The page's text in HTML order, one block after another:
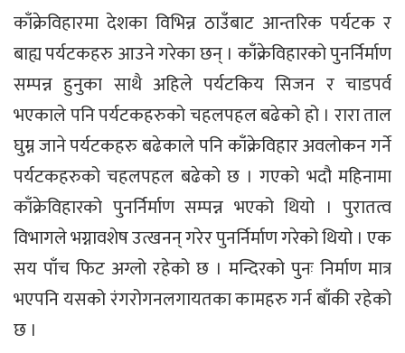
काँक्रेविहारमा देशका विभिन्न ठाउँबाट आन्तरिक पर्यटक र
बाह्य पर्यटकहरु आउने गरेका छन् । काँक्रेविहारको पुनर्निर्माण
सम्पन्न हुनुका साथै अहिले पर्यटकिय सिजन र चाडपर्व
भएकाले पनि पर्यटकहरुको चहलपहल बढेको हो । रारा ताल
घुम्न जाने पर्यटकहरु बढेकाले पनि काँक्रेविहार अवलोकन गर्ने
पर्यटकहरुको चहलपहल बढेको छ । गएको भदौ महिनामा
काँक्रेविहारको पुनर्निर्माण सम्पन्न भएको थियो । पुरातत्व
विभागले भग्नावशेष उत्खनन् गरेर पुनर्निर्माण गरेको थियो । एक
सय पाँच फिट अग्लो रहेको छ । मन्दिरको पुनः निर्माण मात्र
भएपनि यसको रंगरोगनलगायतका कामहरु गर्न बाँकी रहेको
छ ।